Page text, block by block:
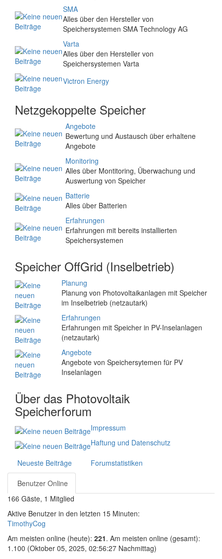
SMA
Alles über den Hersteller von
Speichersystemen SMA Technology AG
Varta
Alles über den Hersteller von
Speichersystemen Varta
Victron Energy
Netzgekoppelte Speicher
Angebote
Bewertung und Austausch über erhaltene
Angebote
Monitoring
Alles über Montitoring, Überwachung und
Auswertung von Speicher
Batterie
Alles über Batterien
Erfahrungen
Erfahrungen mit bereits installierten
Speichersystemen
Speicher OffGrid (Inselbetrieb)
Planung
Planung von Photovoltaikanlagen mit Speicher
im Inselbetrieb (netzautark)
Erfahrungen
Erfahrungen mit Speicher in PV-Inselanlagen
(netzautark)
Angebote
Angebote von Speichersytemen für PV
Inselanlagen
Über das Photovoltaik
Speicherforum
Impressum
Haftung und Datenschutz
Neueste Beiträge Forumstatistiken
Benutzer Online
166 Gäste, 1 Mitglied
Aktive Benutzer in den letzten 15 Minuten:
TimothyCog
Am meisten online (heute): 221. Am meisten online (gesamt):
1.100 (Oktober 05, 2025, 02:56:27 Nachmittag)